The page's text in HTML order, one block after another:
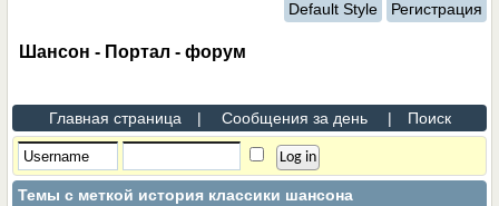
Default Style Регистрация
Шансон - Портал - форум
Главная страница | Сообщения за день | Поиск
Темы с меткой история классики шансона